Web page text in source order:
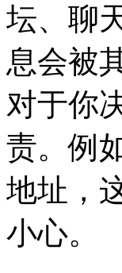
坛、聊
息会被
对于你
责。例
地址，
小心。